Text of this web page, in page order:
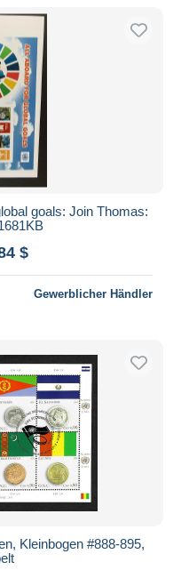
goals: Join Thomas:
$
Gewerblicher Händler
Kleinbogen #888-895,